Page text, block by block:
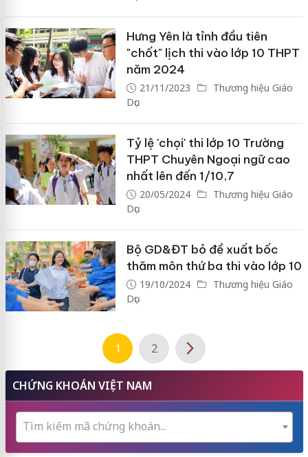
Hưng Yên là tỉnh đầu tiên
"chốt" lịch thi vào lớp 10 THPT
năm 2024
21/11/2023
Thương hiệu Giáo
Dục
Tỷ lệ 'chọi' thi lớp 10 Trường
THPT Chuyên Ngoại ngữ cao
nhất lên đến 1/10,7
20/05/2024
Thương hiệu Giáo
Dục
Bộ GD&ĐT bỏ đề xuất bốc
thăm môn thứ ba thi vào lớp 10
19/10/2024
Thương hiệu Giáo
Dục
1 2
CHỨNG KHOÁN VIỆT NAM
Tìm kiếm mã chứng khoán...